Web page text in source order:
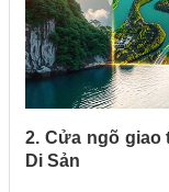
2. Cửa ngõ giao
Di Sản